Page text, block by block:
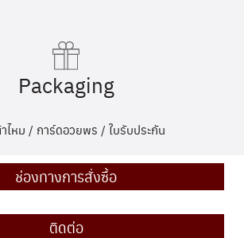
Packaging
ไหม / การ์ดอวยพร / ใบรับประกัน
ช่องทางการสั่งซื้อ
ติดต่อ